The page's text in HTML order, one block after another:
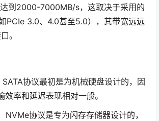
到2000-7000MB/s，这取决于采用的
PCIe 3.0、4.0甚至5.0），其带宽远远
。
SATA协议最初是为机械硬盘设计的，因
效率和延迟表现相对一般。
NVMe协议是专为闪存存储器设计的，